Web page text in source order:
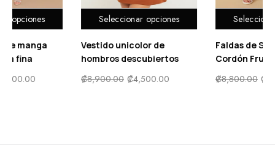
Seleccionar opciones
Vestido unicolor de
hombros descubiertos
₡8,900.00 4,500.00
Seleccionar opciones
Faldas de Satén Con
Cordón Fruncida
₡8,800.00 4,500.00